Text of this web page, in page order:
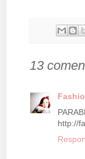
13
http://